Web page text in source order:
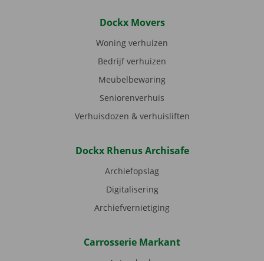
Dockx Movers
Woning verhuizen
Bedrijf verhuizen
Meubelbewaring
Seniorenverhuis
Verhuisdozen & verhuisliften
Dockx Rhenus Archisafe
Archiefopslag
Digitalisering
Archiefvernietiging
Carrosserie Markant